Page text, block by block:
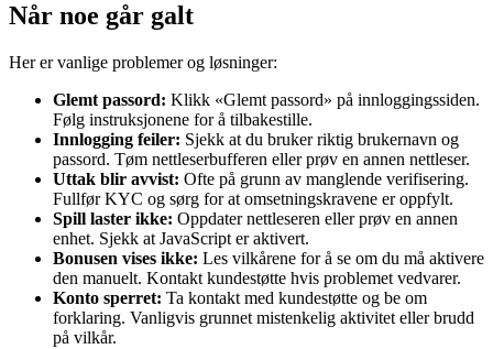
Når noe går galt
Her er vanlige problemer og løsninger:
Glemt passord: Klikk «Glemt passord» på innloggingssiden.
Følg instruksjonene for å tilbakestille.
Innlogging feiler: Sjekk at du bruker riktig brukernavn og
passord. Tøm nettleserbufferen eller prøv en annen nettleser.
Uttak blir avvist: Ofte på grunn av manglende verifisering.
Fullfør KYC og sørg for at omsetningskravene er oppfylt.
Spill laster ikke: Oppdater nettleseren eller prøv en annen
enhet. Sjekk at JavaScript er aktivert.
Bonusen vises ikke: Les vilkårene for å se om du må aktivere
den manuelt. Kontakt kundestøtte hvis problemet vedvarer.
Konto sperret: Ta kontakt med kundestøtte og be om
forklaring. Vanligvis grunnet mistenkelig aktivitet eller brudd
på vilkår.